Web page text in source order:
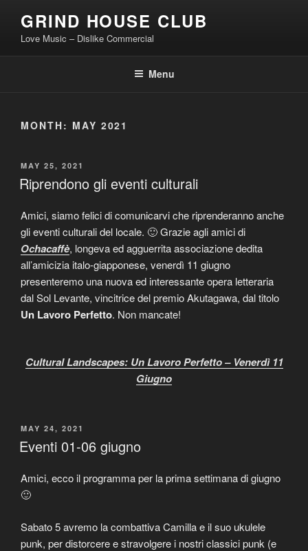
content
GRIND HOUSE CLUB
Love Music – Dislike Commercial
Menu
MONTH: MAY 2021
POSTED
ON
MAY 25, 2021
Riprendono gli eventi culturali
Amici, siamo felici di comunicarvi che riprenderanno anche
gli eventi culturali del locale. 🙂 Grazie agli amici di
Ochacaffè, longeva ed agguerrita associazione dedita
all’amicizia italo-giapponese, venerdì 11 giugno
presenteremo una nuova ed interessante opera letteraria
dal Sol Levante, vincitrice del premio Akutagawa, dal titolo
Un Lavoro Perfetto. Non mancate!
Cultural Landscapes: Un Lavoro Perfetto – Venerdì 11
Giugno
POSTED
ON
MAY 24, 2021
Eventi 01-06 giugno
Amici, ecco il programma per la prima settimana di giugno
🙂
Sabato 5 avremo la combattiva Camilla e il suo ukulele
punk, per distorcere e stravolgere i nostri classici punk (e